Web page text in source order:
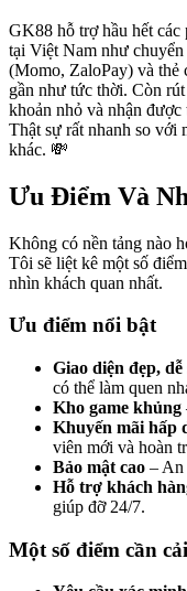
GK88 hỗ trợ hầu hết các
tại Việt Nam như
(Momo, ZaloPay) và thẻ
gần như tức thời. Còn
khoản nhỏ và nhận
Thật sự rất nhanh so với
khác. 💸
Ưu Điểm Và
Không có nền tảng nào
Tôi sẽ liệt kê một số
nhìn khách quan nhất.
Ưu điểm nổi bật
Giao diện đẹp,
có thể làm quen
Kho game khủng
Khuyến mãi hấp
viên mới và hoàn
Bảo mật cao – An
Hỗ trợ khách
giúp đỡ 24/7.
Một số điểm cần